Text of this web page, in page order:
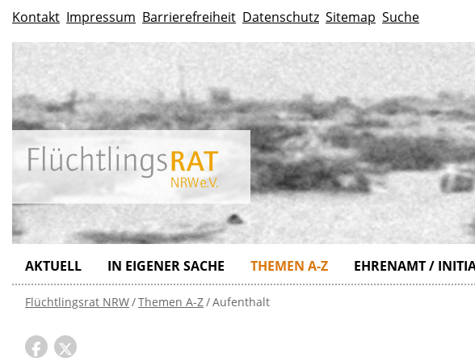
Kontakt Impressum Barrierefreiheit Datenschutz Sitemap Suche
AKTUELL IN EIGENER SACHE THEMEN A-Z EHRENAMT /
Flüchtlingsrat NRW Themen A-Z Aufenthalt